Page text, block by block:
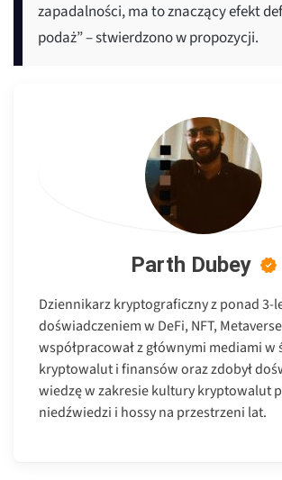
zapadalności, ma to znaczący efekt
podaż” – stwierdzono w propozycji.
Parth Dubey
Dziennikarz kryptograficzny z ponad 3-
doświadczeniem w DeFi, NFT,
współpracował z głównymi mediami w
kryptowalut i finansów oraz zdobył
wiedzę w zakresie kultury kryptowalut
niedźwiedzi i hossy na przestrzeni lat.